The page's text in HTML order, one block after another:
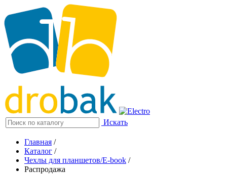
Искать
Главная /
Каталог /
Чехлы для планшетов/E-book /
Распродажа